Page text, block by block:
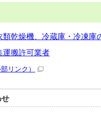
乾燥機、冷蔵庫・冷凍庫
運搬許可業者
部リンク）
せ